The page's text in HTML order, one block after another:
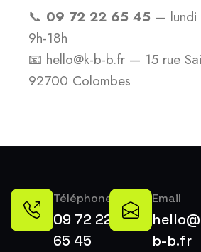
📞 09 72 22 65 45 — lundi
9h-18h
📧 hello@k-b-b.fr — 15 rue
92700 Colombes
Téléphone
09 72 22
65 45
Email
b-b.fr